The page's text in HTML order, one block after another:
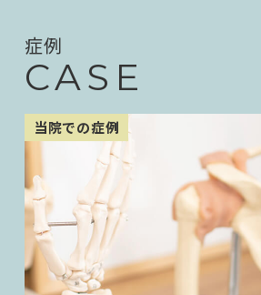
症例
CASE
当院での症例